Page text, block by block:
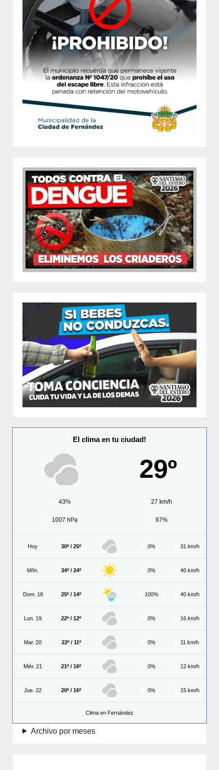
El clima en tu ciudad!
29º
43% 27 km/h
1007 hPa 97%
Hoy 30º / 25º 0% 31 km/h
Mñn. 34º / 24º 0% 40 km/h
Dom. 18 25º / 14º 100% 40 km/h
Lun. 19 22º / 12º 0% 16 km/h
Mar. 20 22º / 11º 0% 11 km/h
Miér. 21 21º / 16º 0% 12 km/h
Jue. 22 20º / 16º 0% 15 km/h
Clima en Fernández
Archivo por meses